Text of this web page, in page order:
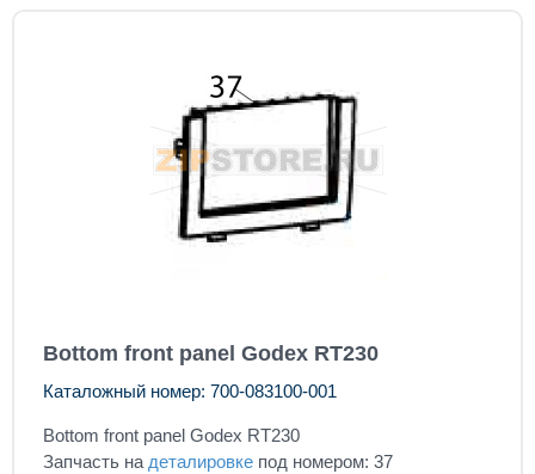
Bottom front panel Godex RT230
Каталожный номер: 700-083100-001
Bottom front panel Godex RT230
Запчасть на деталировке под номером: 37